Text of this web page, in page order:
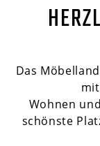
Das
Wohnen
schönste